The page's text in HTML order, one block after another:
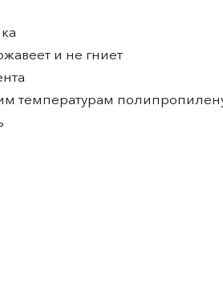
и не гниет
температурам